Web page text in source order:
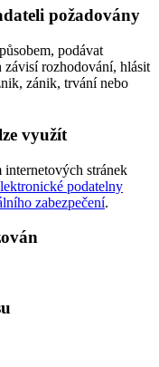
požadovány
podávat
rozhodování, hlásit
zánik, trvání nebo
využít
internetových stránek
podatelny
zabezpečení.